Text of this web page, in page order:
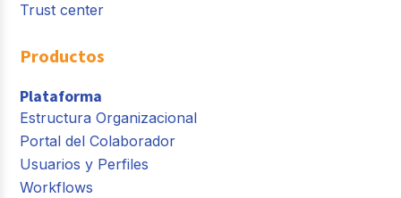
Trust center
Productos
Plataforma
Estructura Organizacional
Portal del Colaborador
Usuarios y Perfiles
Workflows